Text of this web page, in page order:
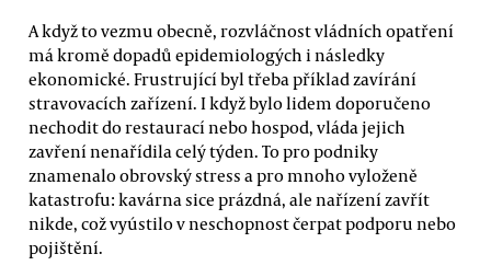
A když to vezmu obecně, rozvláčnost vládních opatření
má kromě dopadů epidemiologých i následky
ekonomické. Frustrující byl třeba příklad zavírání
stravovacích zařízení. I když bylo lidem doporučeno
nechodit do restaurací nebo hospod, vláda jejich
zavření nenařídila celý týden. To pro podniky
znamenalo obrovský stress a pro mnoho vyloženě
katastrofu: kavárna sice prázdná, ale nařízení zavřít
nikde, což vyústilo v neschopnost čerpat podporu nebo
pojištění.